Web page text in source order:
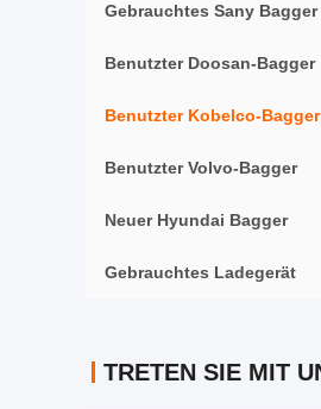
Gebrauchtes Sany Bagger
Benutzter Doosan-Bagger
Benutzter Kobelco-Bagger
Benutzter Volvo-Bagger
Neuer Hyundai Bagger
Gebrauchtes Ladegerät